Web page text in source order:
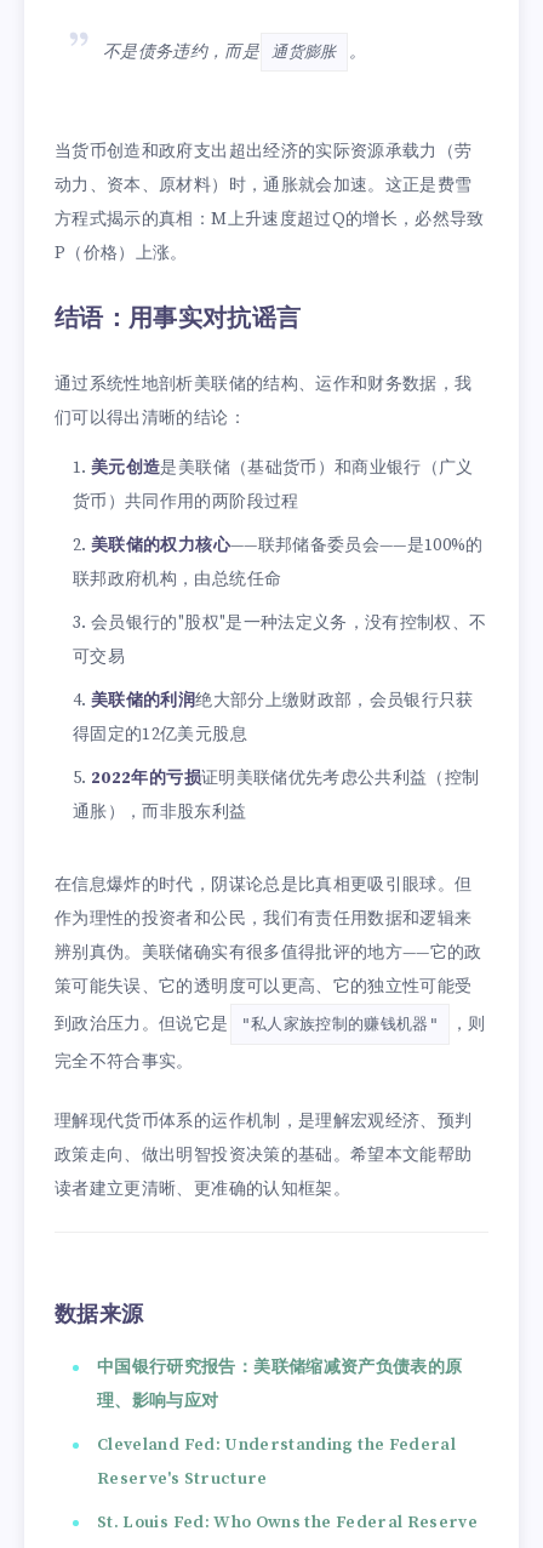
不是债务违约，而是 通货膨胀 。
当货币创造和政府支出超出经济的实际资源承载力（劳
动力、资本、原材料）时，通胀就会加速。这正是费雪
方程式揭示的真相：M上升速度超过Q的增长，必然导致
P（价格）上涨。
结语：用事实对抗谣言
通过系统性地剖析美联储的结构、运作和财务数据，我
们可以得出清晰的结论：
美元创造是美联储（基础货币）和商业银行（广义
货币）共同作用的两阶段过程
美联储的权力核心——联邦储备委员会——是100%的
联邦政府机构，由总统任命
会员银行的"股权"是一种法定义务，没有控制权、不
可交易
美联储的利润绝大部分上缴财政部，会员银行只获
得固定的12亿美元股息
2022年的亏损证明美联储优先考虑公共利益（控制
通胀），而非股东利益
在信息爆炸的时代，阴谋论总是比真相更吸引眼球。但
作为理性的投资者和公民，我们有责任用数据和逻辑来
辨别真伪。美联储确实有很多值得批评的地方——它的政
策可能失误、它的透明度可以更高、它的独立性可能受
到政治压力。但说它是
"私人家族控制的赚钱机器"
，则
完全不符合事实。
理解现代货币体系的运作机制，是理解宏观经济、预判
政策走向、做出明智投资决策的基础。希望本文能帮助
读者建立更清晰、更准确的认知框架。
数据来源
中国银行研究报告：美联储缩减资产负债表的原
理、影响与应对
Cleveland Fed: Understanding the Federal
Reserve's Structure
St. Louis Fed: Who Owns the Federal Reserve